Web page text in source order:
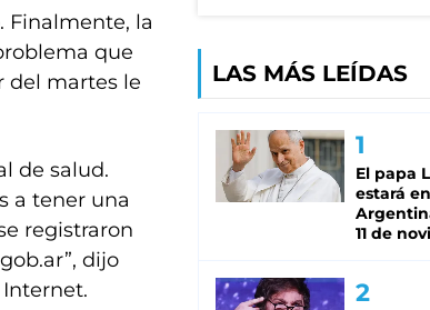
Finalmente, la
que
del martes le
de salud.
a tener una
registraron
dijo
LAS MÁS LEÍDAS
El papa
estará
11 de